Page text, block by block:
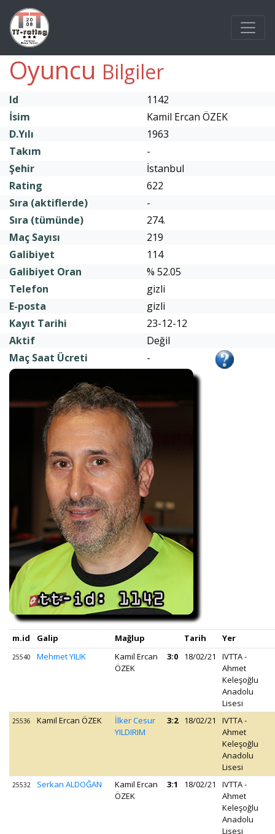
Oyuncu Bilgiler
Id
1142
İsim
Kamil Ercan ÖZEK
D.Yılı
1963
Takım
-
Şehir
İstanbul
Rating
622
Sıra (aktiflerde)
-
Sıra (tümünde)
274.
Maç Sayısı
219
Galibiyet
114
Galibiyet Oran
% 52.05
Telefon
gizli
E-posta
gizli
Kayıt Tarihi
23-12-12
Aktif
Değil
Maç Saat Ücreti
-
m.id Galip Mağlup Tarih Yer
25540 Mehmet YILIK
Kamil Ercan
ÖZEK
3:0 18/02/21
IVTTA -
Ahmet
Keleşoğlu
Anadolu
Lisesi
25536 Kamil Ercan ÖZEK
İlker Cesur
YILDIRIM
3:2 18/02/21
IVTTA -
Ahmet
Keleşoğlu
Anadolu
Lisesi
25532 Serkan ALDOĞAN
Kamil Ercan
ÖZEK
3:1 18/02/21
IVTTA -
Ahmet
Keleşoğlu
Anadolu
Lisesi